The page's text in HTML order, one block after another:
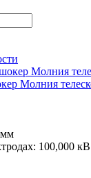
Молния
100,000 кВ